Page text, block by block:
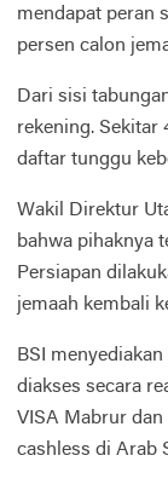
mendapat peran
persen calon
Dari sisi
rekening. Sekitar
daftar tunggu
Wakil Direktur
bahwa pihaknya
Persiapan
jemaah kembali
BSI
diakses secara
VISA Mabrur
cashless di Arab